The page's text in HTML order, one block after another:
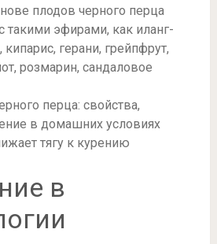
плодов черного перца
такими эфирами, как иланг-
герани, грейпфрут,
розмарин, сандаловое
тягу к курению
в